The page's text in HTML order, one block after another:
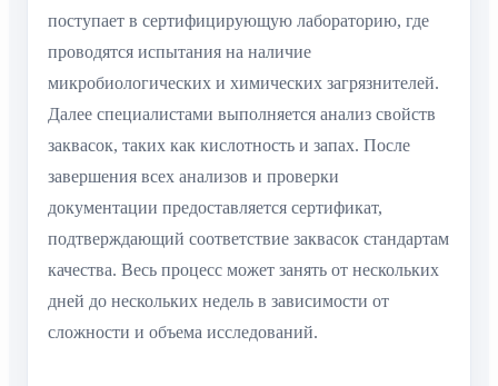
поступает в сертифицирующую лабораторию, где
проводятся испытания на наличие
микробиологических и химических загрязнителей.
Далее специалистами выполняется анализ свойств
заквасок, таких как кислотность и запах. После
завершения всех анализов и проверки
документации предоставляется сертификат,
подтверждающий соответствие заквасок стандартам
качества. Весь процесс может занять от нескольких
дней до нескольких недель в зависимости от
сложности и объема исследований.